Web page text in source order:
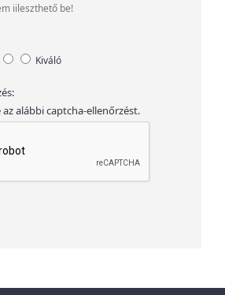
iileszthető be!
Kiváló
az alábbi captcha-ellenőrzést.